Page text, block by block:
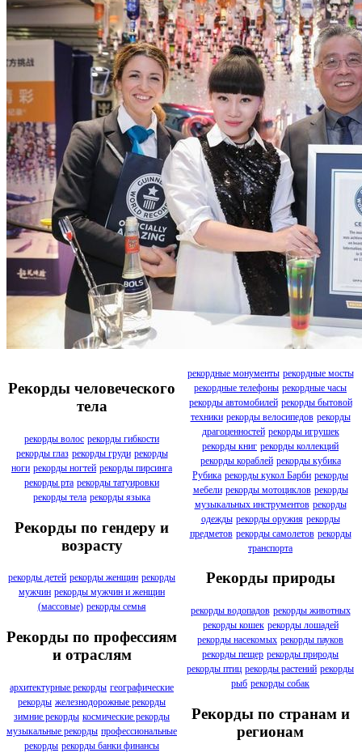
Рекорды человеческого
тела
рекорды волос рекорды гибкости
рекорды глаз рекорды груди рекорды
ноги рекорды ногтей рекорды пирсинга
рекорды рта рекорды татуировки
рекорды тела рекорды языка
Рекорды по гендеру и
возрасту
рекорды детей рекорды женщин рекорды
мужчин рекорды мужчин и женщин
(массовые) рекорды семья
Рекорды по профессиям
и отраслям
архитектурные рекорды географические
рекорды железнодорожные рекорды
зимние рекорды космические рекорды
музыкальные рекорды профессиональные
рекорды рекорды банки финансы
рекордные монументы рекордные мосты
рекордные телефоны рекордные часы
рекорды автомобилей рекорды бытовой
техники рекорды велосипедов рекорды
драгоценностей рекорды игрушек
рекорды книг рекорды коллекций
рекорды кораблей рекорды кубика
Рубика рекорды кукол Барби рекорды
мебели рекорды мотоциклов рекорды
музыкальных инструментов рекорды
одежды рекорды оружия рекорды
предметов рекорды самолетов рекорды
транспорта
Рекорды природы
рекорды водопадов рекорды животных
рекорды кошек рекорды лошадей
рекорды насекомых рекорды пауков
рекорды пещер рекорды природы
рекорды птиц рекорды растений рекорды
рыб рекорды собак
Рекорды по странам и
регионам